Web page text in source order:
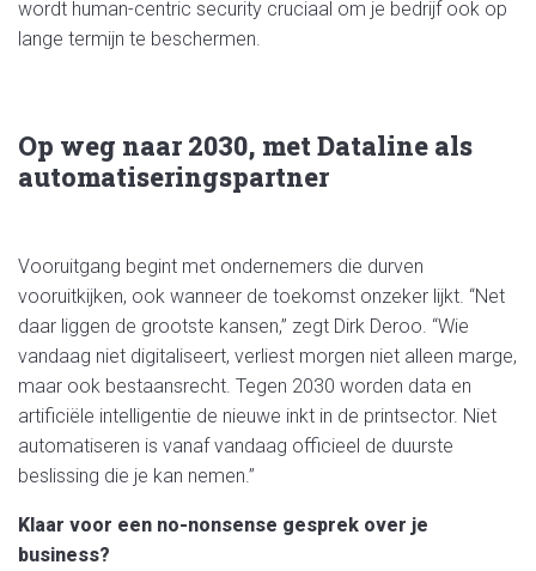
wordt human-centric security cruciaal om je bedrijf ook op
lange termijn te beschermen.
Op weg naar 2030, met Dataline als
automatiseringspartner
Vooruitgang begint met ondernemers die durven
vooruitkijken, ook wanneer de toekomst onzeker lijkt. “Net
daar liggen de grootste kansen,” zegt Dirk Deroo. “Wie
vandaag niet digitaliseert, verliest morgen niet alleen marge,
maar ook bestaansrecht. Tegen 2030 worden data en
artificiële intelligentie de nieuwe inkt in de printsector. Niet
automatiseren is vanaf vandaag officieel de duurste
beslissing die je kan nemen.”
Klaar voor een no-nonsense gesprek over je
business?